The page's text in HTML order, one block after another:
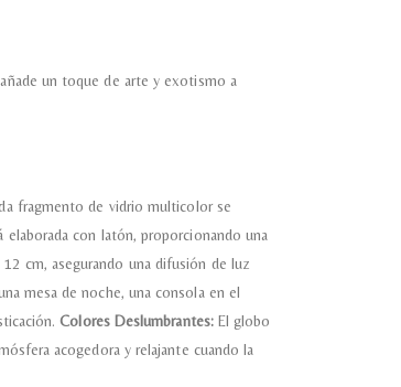
un toque de arte y exotismo a
fragmento de vidrio multicolor se
elaborada con latón, proporcionando una
cm, asegurando una difusión de luz
mesa de noche, una consola en el
Colores Deslumbrantes:El globo
acogedora y relajante cuando la